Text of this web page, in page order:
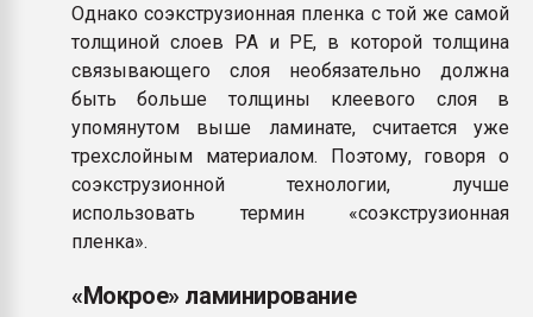
Однако соэкструзионная пленка с той же самой
толщиной слоев РА и РЕ, в которой толщина
связывающего слоя необязательно должна
быть больше толщины клеевого слоя в
упомянутом выше ламинате, считается уже
трехслойным материалом. Поэтому, говоря о
соэкструзионной технологии, лучше
использовать термин «соэкструзионная
пленка».
«Мокрое» ламинирование